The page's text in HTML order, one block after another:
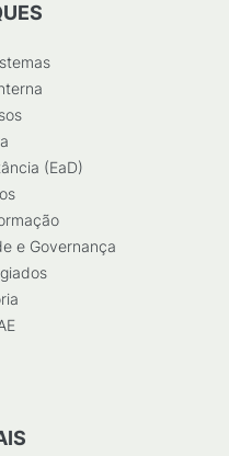
(EaD)
e Governança